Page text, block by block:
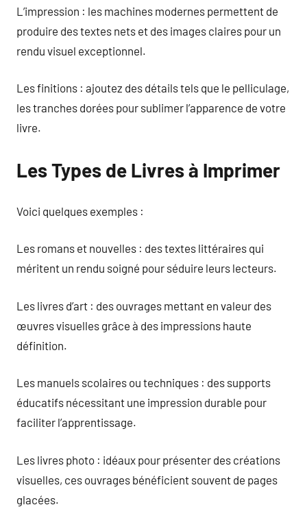
L’impression : les machines modernes permettent de
produire des textes nets et des images claires pour un
rendu visuel exceptionnel.
Les finitions : ajoutez des détails tels que le pelliculage,
les tranches dorées pour sublimer l’apparence de votre
livre.
Les Types de Livres à Imprimer
Voici quelques exemples :
Les romans et nouvelles : des textes littéraires qui
méritent un rendu soigné pour séduire leurs lecteurs.
Les livres d’art : des ouvrages mettant en valeur des
œuvres visuelles grâce à des impressions haute
définition.
Les manuels scolaires ou techniques : des supports
éducatifs nécessitant une impression durable pour
faciliter l’apprentissage.
Les livres photo : idéaux pour présenter des créations
visuelles, ces ouvrages bénéficient souvent de pages
glacées.